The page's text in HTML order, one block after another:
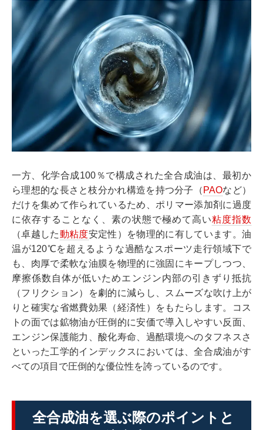
一方、化学合成100％で構成された全合成油は、最初か
ら理想的な長さと枝分かれ構造を持つ分子（ PAOなど）
だけを集めて作られているため、ポリマー添加剤に過度
に依存することなく、素の状態で極めて高い粘度指数
（卓越した動粘度安定性）を物理的に有しています。油
温が120℃を超えるような過酷なスポーツ走行領域下で
も、肉厚で柔軟な油膜を物理的に強固にキープしつつ、
摩擦係数自体が低いためエンジン内部の引きずり抵抗
（フリクション）を劇的に減らし、スムーズな吹け上が
りと確実な省燃費効果（経済性）をもたらします。コス
トの面では鉱物油が圧倒的に安価で導入しやすい反面、
エンジン保護能力、酸化寿命、過酷環境へのタフネスさ
といった工学的インデックスにおいては、全合成油がす
べての項目で圧倒的な優位性を誇っているのです。
全合成油を選ぶ際のポイントと